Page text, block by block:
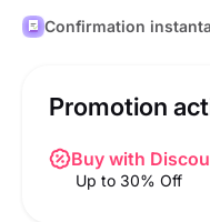
Confirmation
Promotion
Buy with
Up to 30% Off